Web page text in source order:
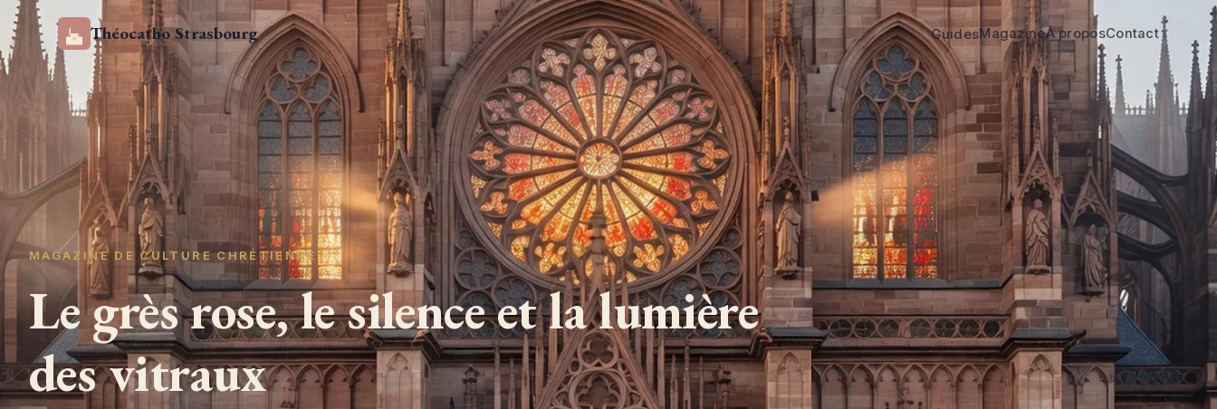
Théocatho Strasbourg GuidesMagazineÀ proposContact
MAGAZINE DE CULTURE CHRÉTIENNE
Le grès rose, le silence et la lumière
des vitraux